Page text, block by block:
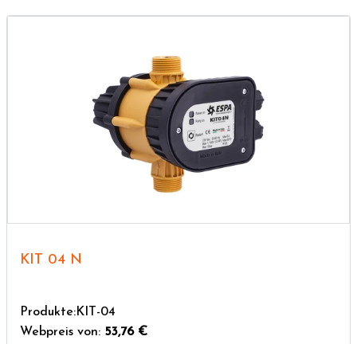
KIT 04 N
Produkte:KIT-04
Webpreis von: 53,76 €